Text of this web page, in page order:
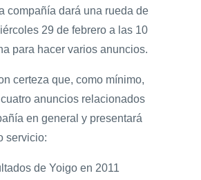
compañía dará una rueda de
29 de febrero a las 10
para hacer varios anuncios.
certeza que, como mínimo,
anuncios relacionados
en general y presentará
servicio:
de Yoigo en 2011